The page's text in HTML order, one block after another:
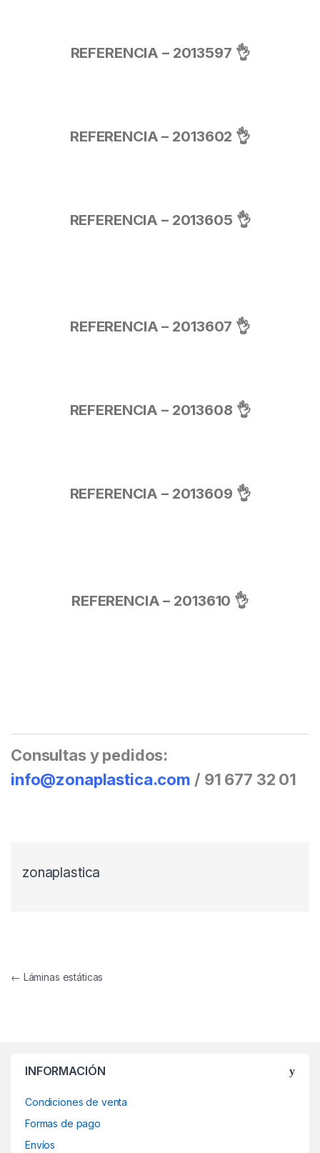
REFERENCIA – 2013597 👌
REFERENCIA – 2013602 👌
REFERENCIA – 2013605 👌
REFERENCIA – 2013607 👌
REFERENCIA – 2013608 👌
REFERENCIA – 2013609 👌
REFERENCIA – 2013610 👌
Consultas y pedidos:
info@zonaplastica.com / 91 677 32 01
zonaplastica
Navegación de entradas
← Láminas estáticas
INFORMACIÓN
Condiciones de venta
Formas de pago
Envíos